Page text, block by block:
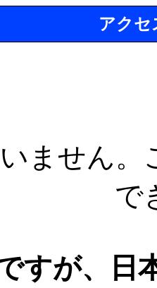
アクセ
ません
で
すが、日